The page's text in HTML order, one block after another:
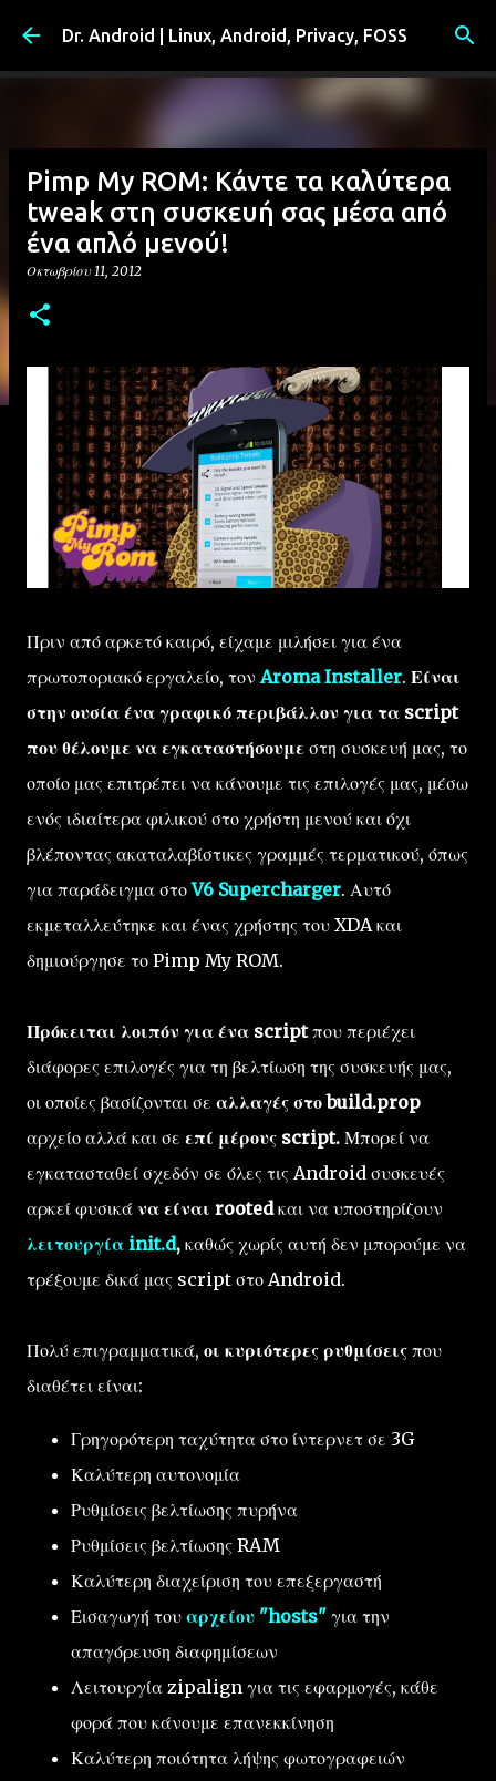
Μετάβαση στο κύριο περιεχόμενο
Dr. Android | Linux, Android, Privacy, FOSS
Pimp My ROM: Κάντε τα καλύτερα
tweak στη συσκευή σας μέσα από
ένα απλό μενού!
Οκτωβρίου 11, 2012
Πριν από αρκετό καιρό, είχαμε μιλήσει για ένα
πρωτοποριακό εργαλείο, τονAroma Installer. Είναι
στην ουσία ένα γραφικό περιβάλλον για τα script
που θέλουμε να εγκαταστήσουμε στη συσκευή μας, το
οποίο μας επιτρέπει να κάνουμε τις επιλογές μας, μέσω
ενός ιδιαίτερα φιλικού στο χρήστη μενού και όχι
βλέποντας ακαταλαβίστικες γραμμές τερματικού, όπως
για παράδειγμα στοV6 Supercharger. Αυτό
εκμεταλλεύτηκε και ένας χρήστης του XDA και
δημιούργησε το Pimp My ROM.
Πρόκειται λοιπόν για ένα scriptπου περιέχει
διάφορες επιλογές για τη βελτίωση της συσκευής μας,
οι οποίες βασίζονται σε αλλαγές στο build.prop
αρχείο αλλά και σε επί μέρους script. Μπορεί να
εγκατασταθεί σχεδόν σε όλες τις Android συσκευές
αρκεί φυσικά να είναι rootedκαι να υποστηρίζουν
λειτουργία init.d, καθώς χωρίς αυτή δεν μπορούμε να
τρέξουμε δικά μας script στο Android.
Πολύ επιγραμματικά, οι κυριότερες ρυθμίσεις που
διαθέτει είναι:
Γρηγορότερη ταχύτητα στο ίντερνετ σε 3G
Καλύτερη αυτονομία
Ρυθμίσεις βελτίωσης πυρήνα
Ρυθμίσεις βελτίωσης RAM
Καλύτερη διαχείριση του επεξεργαστή
Εισαγωγή του αρχείου "hosts" για την
απαγόρευση διαφημίσεων
Λειτουργία zipalign για τις εφαρμογές, κάθε
φορά που κάνουμε επανεκκίνηση
Καλύτερη ποιότητα λήψης φωτογραφειών